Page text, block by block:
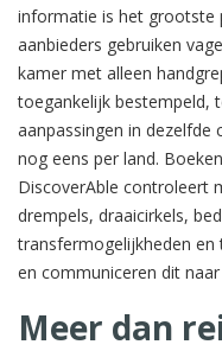
informatie is het grootste
aanbieders gebruiken
kamer met alleen
toegankelijk bestempeld,
aanpassingen in
nog eens per land.
DiscoverAble controleert
drempels, draaicirkels,
transfermogelijkheden
en communiceren dit
Meer dan